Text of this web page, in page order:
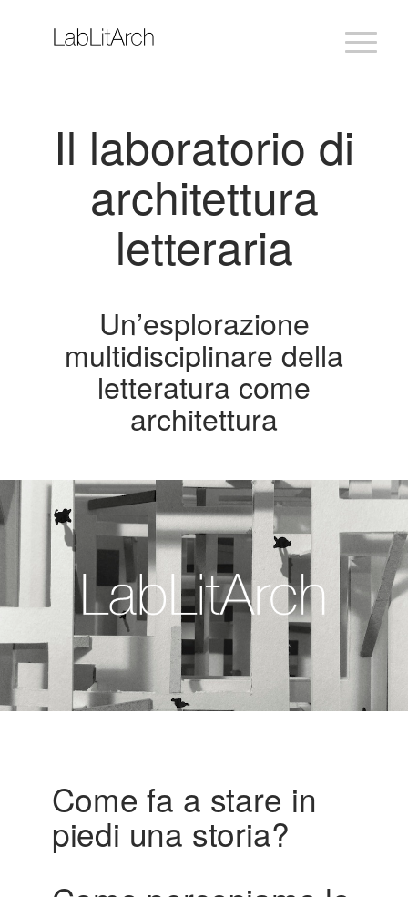
Il laboratorio di
architettura
letteraria
Un’esplorazione
multidisciplinare della
letteratura come
architettura
Come fa a stare in
piedi una storia?